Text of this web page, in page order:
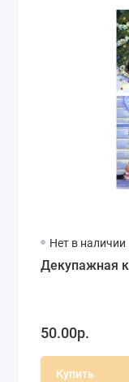
Нет в наличии
Декупажная
50.00р.
Купить